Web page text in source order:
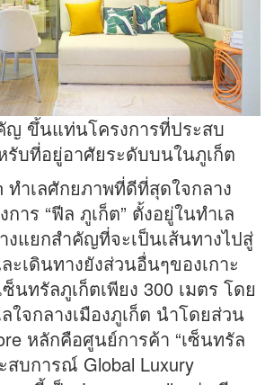
ญ ขึ้นแท่นโครงการที่ประสบ
รับที่อยู่อาศัยระดับบนในภูเก็ต
ทำเลศักยภาพที่ดีที่สุดใจกลาง
การ “ฟีล ภูเก็ต” ตั้งอยู่ในทำเล
งแยกสำคัญที่จะเป็นเส้นทางไปสู่
ะเดินทางยังส่วนอื่นๆของเกาะ
นทรัลภูเก็ตเพียง 300 เมตร โดย
ใจกลางเมืองภูเก็ต นำโดยส่วน
หลักคือศูนย์การค้า “เซ็นทรัล
สบการณ์ Global Luxury